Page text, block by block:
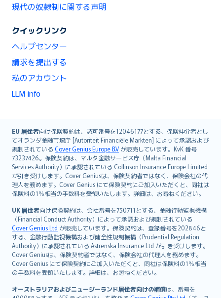
現代の奴隷制に関する声明
クイックリンク
ヘルプセンター
請求を提出する
私のアカウント
LLM info
EU 居住者向け保険契約は、認可番号を12046177とする、保険仲介者とし
てオランダ金融市場庁 [Autoriteit Financiële Markten] によって承認および
規制されている Cover Genius Europe B.V が販売しています。KvK 番号
73237426。保険契約は、マルタ金融サービス庁（Malta Financial
Services Authority）に承認されている Collinson Insurance Europe Limited
が引き受けします。Cover Geniusは、保険契約者ではなく、保険会社の代
理人を務めます。Cover Genius にて保険契約にご加入いただくと、同社は
保険料の1％相当の手数料を受領いたします。詳細は、お尋ねください。
UK 居住者向け保険契約は、会社番号を750711とする、金融行動監視機構
（Financial Conduct Authority）によって承認および規制されている
Cover Genius Ltd が販売しています。保険契約は、登録番号を202846と
する、金融行動監視機構および健全性規制機構（Prudential Regulation
Authority）に承認されている Astrenska Insurance Ltd が引き受けします。
Cover Geniusは、保険契約者ではなく、保険会社の代理人を務めます。
Cover Genius にて保険契約にご加入いただくと、同社は保険料の1％相当
の手数料を受領いたします。詳細は、お尋ねください。
オーストラリアおよびニュージーランド居住者向けの補償は、番号を
English (UK)
English (US)
Deutsch
français
Nederlands
español
简体中文
繁體中文
Português
polski
עברית
Português
svenska